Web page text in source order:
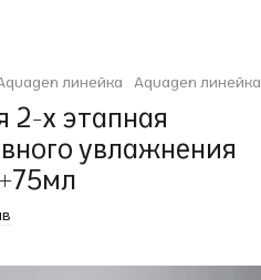
линейка Aquagen
2-х этапная
увлажнения